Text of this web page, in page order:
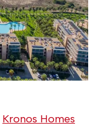
Kronos Homes